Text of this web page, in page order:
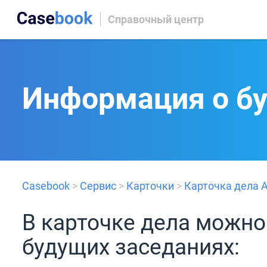
Справочный центр
Информация о
Casebook > Сервис > Карточки > Карточка дела
В карточке дела
будущих заседаниях: